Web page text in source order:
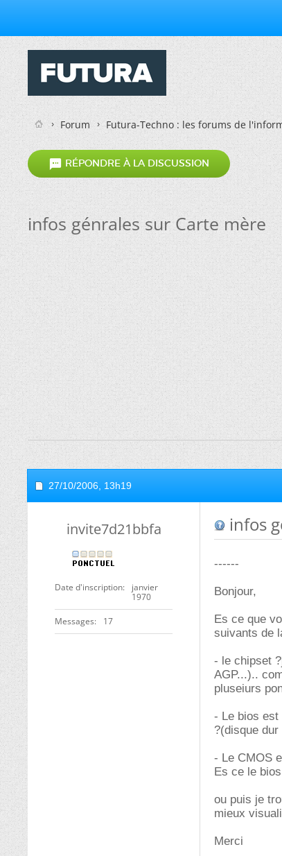
Forum Futura-Techno : les forums de
 RÉPONDRE À LA DISCUSSION
infos génrales sur Carte mère
27/10/2006, 13h19
invite7d21bbfa
Date d'inscription
janvier
1970
Messages 17
infos
------
Bonjour,
Es ce que
suivants de
- le chipset
AGP...)..
pluseiurs
- Le bios est
?(disque dur
- Le CMOS
Es ce le
ou puis je
mieux
Merci